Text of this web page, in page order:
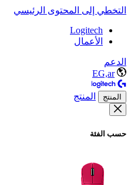
التخطي إلى المحتوى الرئيسي
Logitech
الأعمال
الدعم
EG,ar
المنتج المنتج
حسب الفئة